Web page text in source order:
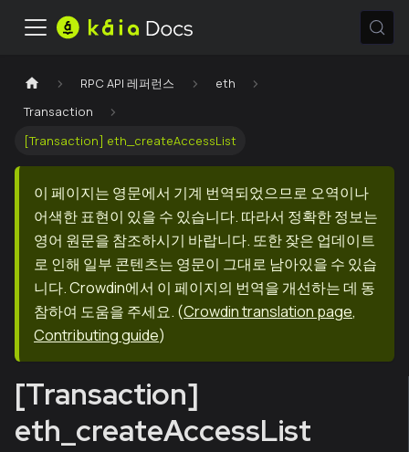
RPC API 레퍼런스
eth
Transaction
[Transaction] eth_createAccessList
이 페이지는 영문에서 기계 번역되었으므로 오역이나
어색한 표현이 있을 수 있습니다. 따라서 정확한 정보는
영어 원문을 참조하시기 바랍니다. 또한 잦은 업데이트
로 인해 일부 콘텐츠는 영문이 그대로 남아있을 수 있습
니다. Crowdin에서 이 페이지의 번역을 개선하는 데 동
참하여 도움을 주세요. (Crowdin translation page,
Contributing guide)
[Transaction]
eth_createAccessList